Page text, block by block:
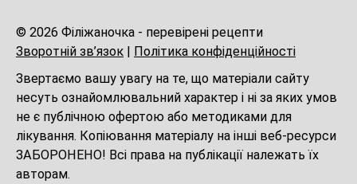
© 2026 Філіжаночка - перевірені рецепти
Зворотній зв’язок | Політика конфіденційності
Звертаємо вашу увагу на те, що матеріали сайту
несуть ознайомлювальний характер і ні за яких умов
не є публічною офертою або методиками для
лікування. Копіювання матеріалу на інші веб-ресурси
ЗАБОРОНЕНО! Всі права на публікації належать їх
авторам.